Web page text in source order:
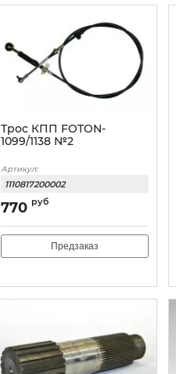
Трос КПП FOTON-
1099/1138 №2
Артикул:
1110817200002
770 руб
Предзаказ